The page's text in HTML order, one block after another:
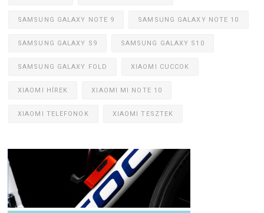
SAMSUNG GALAXY NOTE 9 SAMSUNG GALAXY NOTE 10
SAMSUNG GALAXY S9 SAMSUNG GALAXY S10
SAMSUNG GALAXY FOLD XIAOMI CUCCOK
XIAOMI HÍREK XIAOMI MI NOTE 10
XIAOMI TELEFONOK XIAOMI TESZTEK